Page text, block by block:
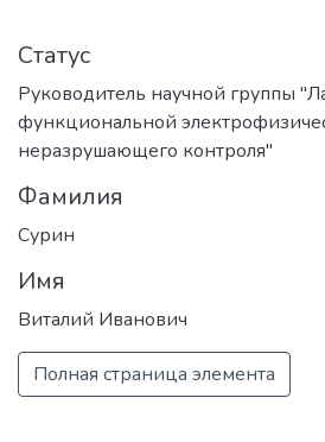
элементарных
космофизики.
Статус
Руководитель научной группы
функциональной
неразрушающего контроля"
Фамилия
Сурин
Имя
Виталий Иванович
Полная страница элемента